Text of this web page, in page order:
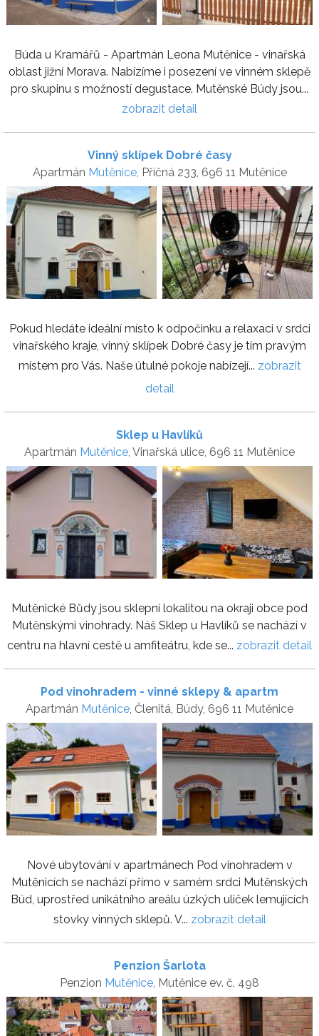
Búda u Kramářů - Apartmán Leona Mutěnice - vinařská
oblast jižní Morava. Nabízíme i posezení ve vinném sklepě
pro skupinu s možností degustace. Mutěnské Búdy jsou...
zobrazit detail
Vinný sklípek Dobré časy
Apartmán Mutěnice, Příčná 233, 696 11 Mutěnice
Pokud hledáte ideální místo k odpočinku a relaxaci v srdci
vinařského kraje, vinný sklípek Dobré časy je tím pravým
místem pro Vás. Naše útulné pokoje nabízejí... zobrazit
detail
Sklep u Havlíků
Apartmán Mutěnice, Vinařská ulice, 696 11 Mutěnice
Mutěnické Bůdy jsou sklepní lokalitou na okraji obce pod
Mutěnskými vinohrady. Náš Sklep u Havlíků se nachází v
centru na hlavní cestě u amfiteátru, kde se... zobrazit detail
Pod vinohradem - vinné sklepy & apartm
Apartmán Mutěnice, Členitá, Búdy, 696 11 Mutěnice
Nové ubytování v apartmánech Pod vinohradem v
Mutěnicích se nachází přímo v samém srdci Mutěnských
Búd, uprostřed unikátního areálu úzkých uliček lemujících
stovky vinných sklepů. V... zobrazit detail
Penzion Šarlota
Penzion Mutěnice, Mutěnice ev. č. 498